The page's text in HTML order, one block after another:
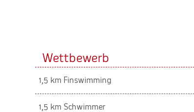
Wettbewerb
1,5 km Finswimming
1,5 km Schwimmer